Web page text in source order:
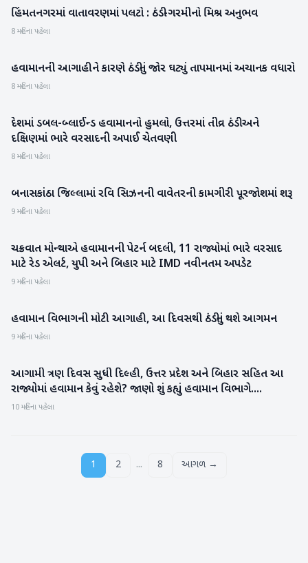
સાબરકાંઠા
હિંમતનગરમાં વાતાવરણમાં પલટો : ઠંડી-ગરમીનો મિશ્ર અનુભવ
8 મહિના પહેલા
બનાસકાંઠા
હવામાનની આગાહીને કારણે ઠંડીનું જોર ઘટ્યું તાપમાનમાં અચાનક વધારો
8 મહિના પહેલા
રાષ્ટ્રીય
દેશમાં ડબલ-બ્લાઈન્ડ હવામાનનો હુમલો, ઉત્તરમાં તીવ્ર ઠંડી અને
દક્ષિણમાં ભારે વરસાદની અપાઈ ચેતવણી
8 મહિના પહેલા
બનાસકાંઠા
બનાસકાંઠા જિલ્લામાં રવિ સિઝનની વાવેતરની કામગીરી પૂરજોશમાં શરૂ
9 મહિના પહેલા
રાષ્ટ્રીય
ચક્રવાત મોન્થાએ હવામાનની પેટર્ન બદલી, 11 રાજ્યોમાં ભારે વરસાદ
માટે રેડ એલર્ટ, યુપી અને બિહાર માટે IMD નવીનતમ અપડેટ
9 મહિના પહેલા
રાષ્ટ્રીય
હવામાન વિભાગની મોટી આગાહી, આ દિવસથી ઠંડીનું થશે આગમન
9 મહિના પહેલા
રાષ્ટ્રીય
આગામી ત્રણ દિવસ સુધી દિલ્હી, ઉત્તર પ્રદેશ અને બિહાર સહિત આ
રાજ્યોમાં હવામાન કેવું રહેશે? જાણો શું કહ્યું હવામાન વિભાગે....
10 મહિના પહેલા
1 2 ... 8 આગળ →